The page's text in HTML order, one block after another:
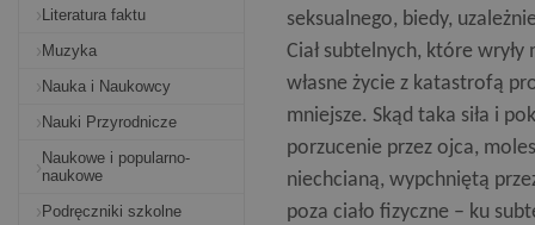
Literatura faktu
Muzyka
Nauka i Naukowcy
Nauki Przyrodnicze
Naukowe i popularno-
naukowe
Podręczniki szkolne
seksualnego, biedy,
Ciał subtelnych, które
własne życie z katastrofą
mniejsze. Skąd taka siła i
porzucenie przez ojca,
niechcianą, wypchniętą
poza ciało fizyczne – ku